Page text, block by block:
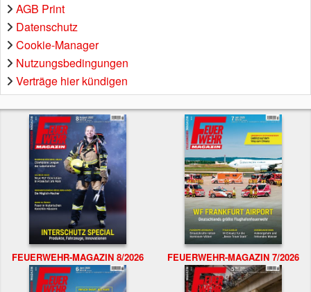
AGB Print
Datenschutz
Cookie-Manager
Nutzungsbedingungen
Verträge hier kündigen
FEUERWEHR-MAGAZIN 8/2026 FEUERWEHR-MAGAZIN 7/2026